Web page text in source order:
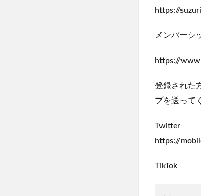
https://
メンバーシ
https://
登録された
プを送って
Twitter
https://
TikTok